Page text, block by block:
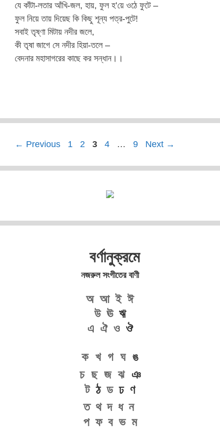
যে কাঁটা-লতার আঁখি-জল, হায়, ফুল হ’য়ে ওঠে ফুটে –
ফুল নিয়ে তায় দিয়েছ কি কিছু শূন্য পত্র-পুটে!
সবাই তৃষ্ণা মিটায় নদীর জলে,
কী তৃষা জাগে সে নদীর হিয়া-তলে –
বেদনার মহাসাগরের কাছে কর সন্ধান।।
← Previous Page
1 Page
2 Page
3 Page
4 … Page
9 Next →
বর্ণানুক্রমে
নজরুল সংগীতের বাণী
অ আ ই ঈ
উ ঊঋ
এ ঐ ওঔ
ক খ গ ঘঙ
চ ছ জ ঝঞ
টঠ ডঢ ণ
ত থ দ ধ ন
প ফ ব ভ ম